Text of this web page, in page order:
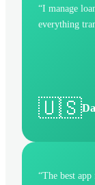
“I manage
everything
🇺🇸
“The best